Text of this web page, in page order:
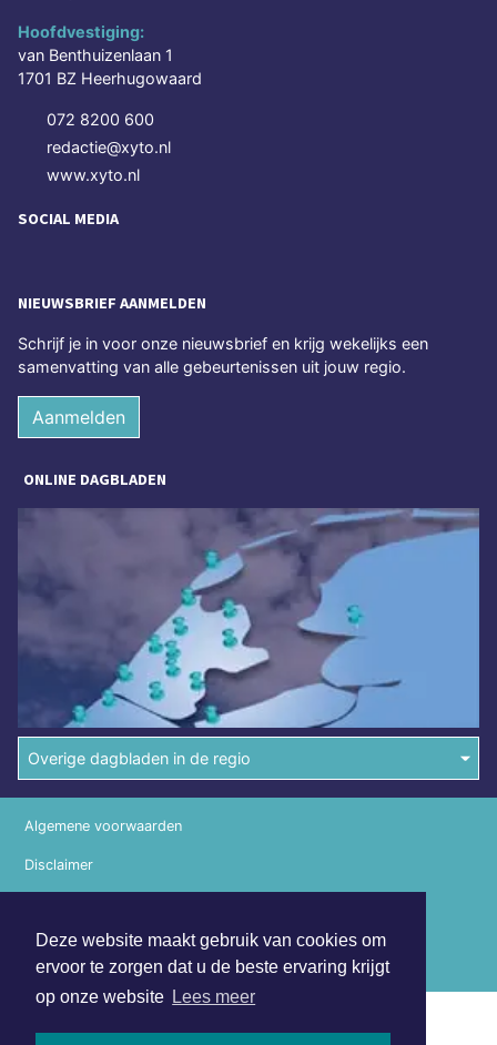
Deze website maakt gebruik van cookies om
ervoor te zorgen dat u de beste ervaring krijgt
op onze website Lees meer
Hoofdvestiging:
van Benthuizenlaan 1
1701 BZ Heerhugowaard
072 8200 600
redactie@xyto.nl
www.xyto.nl
SOCIAL MEDIA
NIEUWSBRIEF AANMELDEN
Schrijf je in voor onze nieuwsbrief en krijg wekelijks een
samenvatting van alle gebeurtenissen uit jouw regio.
Aanmelden
ONLINE DAGBLADEN
Overige dagbladen in de regio
Copyright (c) 2026 | Medembliksdagblad.nl - Alle rechten
voorbehouden
Algemene voorwaarden
Disclaimer